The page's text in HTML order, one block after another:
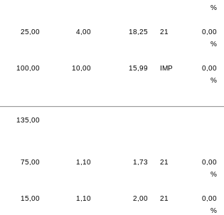
%
25,00 4,00 18,25 21
0,00
%
100,00 10,00 15,99 IMP
0,00
%
135,00
75,00 1,10 1,73 21
0,00
%
15,00 1,10 2,00 21
0,00
%